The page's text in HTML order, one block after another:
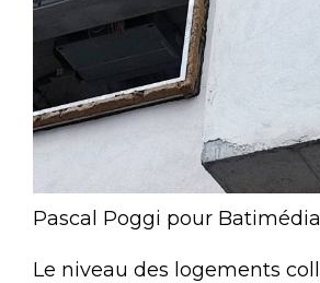
Pascal Poggi pour Batimédia
Le niveau des logements